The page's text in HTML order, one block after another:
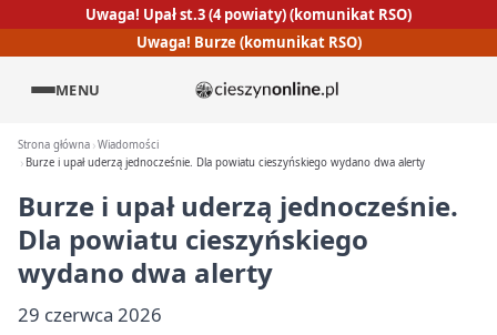
Uwaga! Upał st.3 (4 powiaty) (komunikat RSO)
Uwaga! Burze (komunikat RSO)
MENU
Strona główna Wiadomości
Burze i upał uderzą jednocześnie. Dla powiatu cieszyńskiego wydano dwa alerty
Burze i upał uderzą jednocześnie.
Dla powiatu cieszyńskiego
wydano dwa alerty
29 czerwca 2026